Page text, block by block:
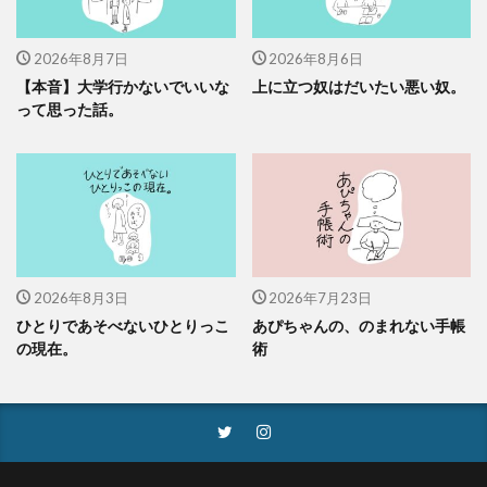
2026年8月7日
【本音】大学行かないでいいな
って思った話。
2026年8月6日
上に立つ奴はだいたい悪い奴。
2026年8月3日
ひとりであそべないひとりっこ
の現在。
2026年7月23日
あぴちゃんの、のまれない手帳
術